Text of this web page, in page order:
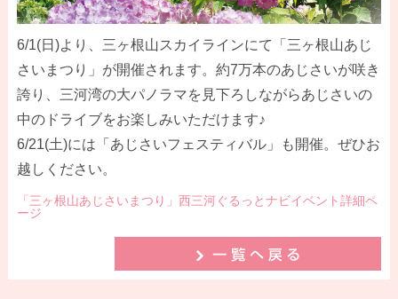
6/1(日)より、三ヶ根山スカイラインにて「三ヶ根山あじ
さいまつり」が開催されます。約7万本のあじさいが咲き
誇り、三河湾の大パノラマを見下ろしながらあじさいの
中のドライブをお楽しみいただけます♪
6/21(土)には「あじさいフェスティバル」も開催。ぜひお
越しください。
「三ヶ根山あじさいまつり」西三河ぐるっとナビイベント詳細ペ
ージ